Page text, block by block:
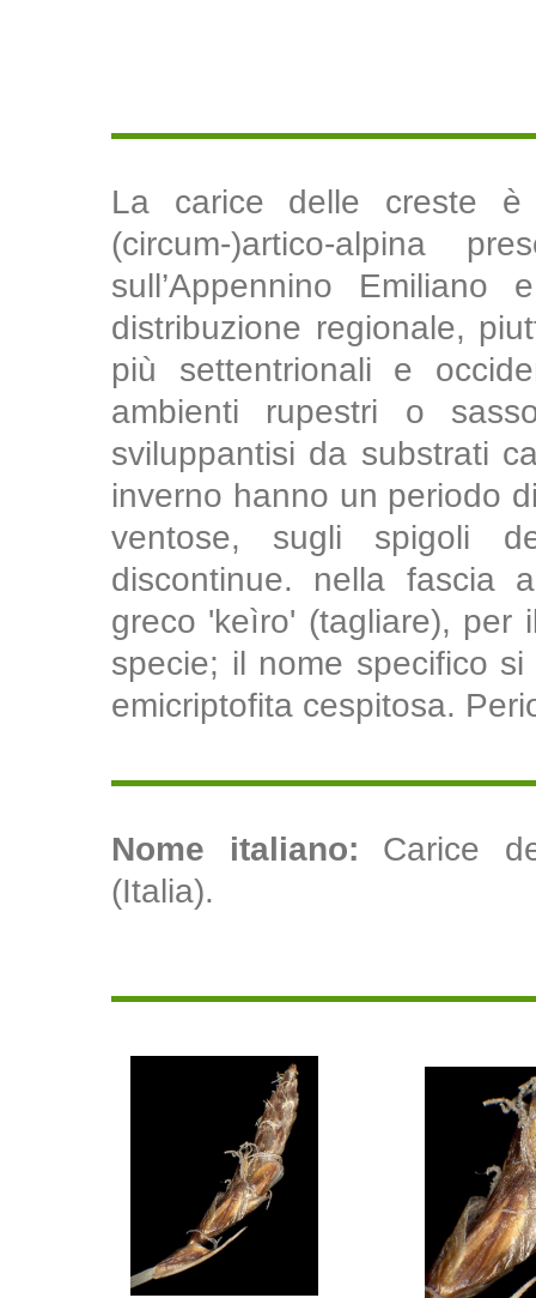
La carice delle creste è
(circum-)artico-alpina
sull’Appennino Emiliano
distribuzione regionale,
più settentrionali e
ambienti rupestri o
sviluppantisi da substrati
inverno hanno un periodo
ventose, sugli spigoli
discontinue. nella fascia
greco 'keìro' (tagliare), per
specie; il nome specifico
emicriptofita cespitosa.
Nome italiano: Carice
(Italia).